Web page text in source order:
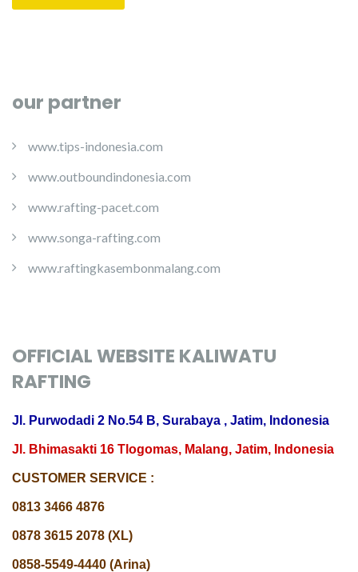
our partner
www.tips-indonesia.com
www.outboundindonesia.com
www.rafting-pacet.com
www.songa-rafting.com
www.raftingkasembonmalang.com
OFFICIAL WEBSITE KALIWATU
RAFTING
Jl. Purwodadi 2 No.54 B, Surabaya , Jatim, Indonesia
Jl. Bhimasakti 16 Tlogomas, Malang, Jatim, Indonesia
CUSTOMER SERVICE :
0813 3466 4876
0878 3615 2078 (XL)
0858-5549-4440 (Arina)